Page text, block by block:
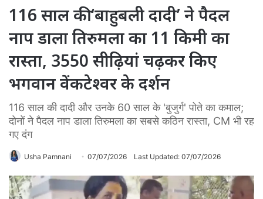
116 साल की ‘बाहुबली दादी’ ने पैदल
नाप डाला तिरुमला का 11 किमी का
रास्ता, 3550 सीढ़ियां चढ़कर किए
भगवान वेंकटेश्वर के दर्शन
116 साल की दादी और उनके 60 साल के 'बुजुर्ग' पोते का कमाल;
दोनों ने पैदल नाप डाला तिरुमला का सबसे कठिन रास्ता, CM भी रह
गए दंग
Usha Pamnani 07/07/2026 Last Updated: 07/07/2026